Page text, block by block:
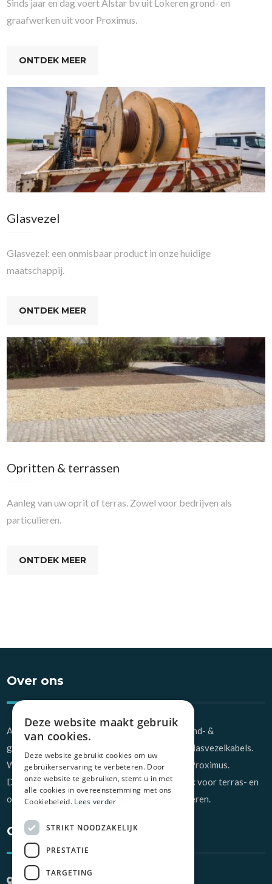
Sinds jaar en dag voert Alstar bv uit Lokeren grond- en
graafwerken uit voor Proximus.
ONTDEK MEER
Glasvezel
Glasvezel: een onmisbaar product in onze huidige
maatschappij.
ONTDEK MEER
Opritten & terrassen
Aanleg van uw oprit of terras. Zowel voor bedrijven als
particulieren.
ONTDEK MEER
Over ons
Alstar NV uit Lokeren is gespecialiseerd in grond- &
graafwerken en de aanleg van ondergrondse glasvezelkabels.
Wij werken hierbij uitsluitend in opdracht van Proximus.
Daarnaast zijn wij ook de vakmannen bij uitstek voor terras- en
opritaanleg, zowel voor bedrijven als particulieren.
Contact
Hubert De Maenstraat 6, 9160 Lokeren
Deze website maakt gebruik
van cookies.
Deze website gebruikt cookies om uw
gebruikerservaring te verbeteren. Door
onze website te gebruiken, stemt u in met
alle cookies in overeenstemming met ons
Cookiebeleid. Lees verder
STRIKT NOODZAKELIJK
PRESTATIE
TARGETING